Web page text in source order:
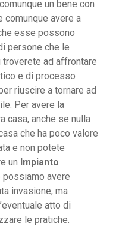
un bene con
comunque avere a
esse possono
persone che le
ad affrontare
e di processo
riuscire a tornare ad
Per avere la
casa, anche se nulla
che ha poco valore
e non potete
un Impianto
possiamo avere
invasione, ma
atto di
le pratiche.